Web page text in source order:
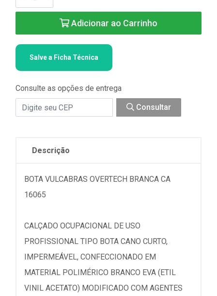
Adicionar ao Carrinho
Salve a Ficha Técnica
Consulte as opções de entrega
Consultar
Descrição
BOTA VULCABRAS OVERTECH BRANCA CA
16065
CALÇADO OCUPACIONAL DE USO
PROFISSIONAL TIPO BOTA CANO CURTO,
IMPERMEÁVEL, CONFECCIONADO EM
MATERIAL POLIMÉRICO BRANCO EVA (ETIL
VINIL ACETATO) MODIFICADO COM AGENTES